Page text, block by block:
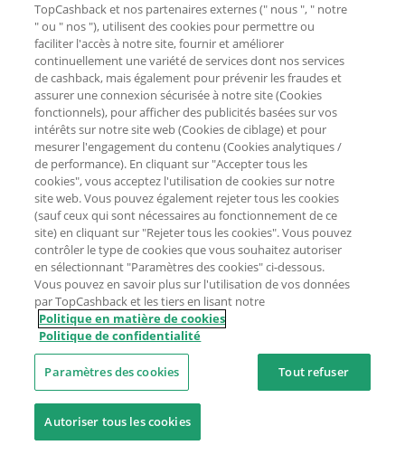
TopCashback et nos partenaires externes (" nous ", " notre
" ou " nos "), utilisent des cookies pour permettre ou
faciliter l'accès à notre site, fournir et améliorer
continuellement une variété de services dont nos services
de cashback, mais également pour prévenir les fraudes et
assurer une connexion sécurisée à notre site (Cookies
fonctionnels), pour afficher des publicités basées sur vos
intérêts sur notre site web (Cookies de ciblage) et pour
mesurer l'engagement du contenu (Cookies analytiques /
de performance). En cliquant sur "Accepter tous les
cookies", vous acceptez l'utilisation de cookies sur notre
site web. Vous pouvez également rejeter tous les cookies
(sauf ceux qui sont nécessaires au fonctionnement de ce
site) en cliquant sur "Rejeter tous les cookies". Vous pouvez
contrôler le type de cookies que vous souhaitez autoriser
en sélectionnant "Paramètres des cookies" ci-dessous.
Vous pouvez en savoir plus sur l'utilisation de vos données
par TopCashback et les tiers en lisant notre
Politique en matière de cookies
Politique de confidentialité
Paramètres des cookies Tout refuser
Autoriser tous les cookies